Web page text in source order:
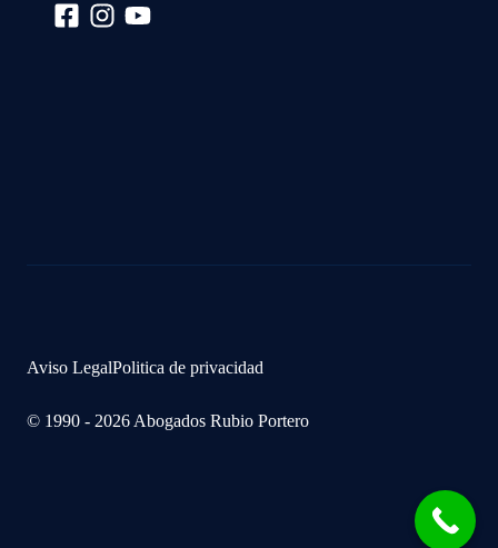
© 1990 - 2026 Abogados Rubio Portero
Aviso LegalPolitica de privacidad